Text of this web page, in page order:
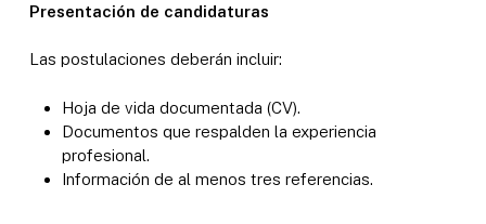
Presentación de candidaturas
Las postulaciones deberán incluir:
Hoja de vida documentada (CV).
Documentos que respalden la experiencia
profesional.
Información de al menos tres referencias.